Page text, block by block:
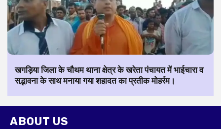
खगड़िया जिला के चौथम थाना क्षेत्र के खरेता पंचायत में भाईचारा व
सद्भावना के साथ मनाया गया शहादत का प्रतीक मोहर्रम।
ABOUT US